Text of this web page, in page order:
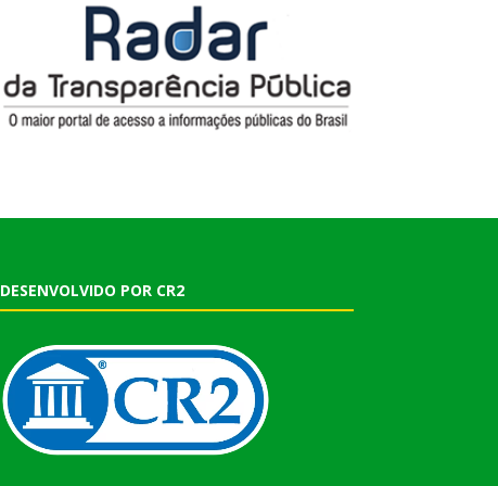
DESENVOLVIDO POR CR2